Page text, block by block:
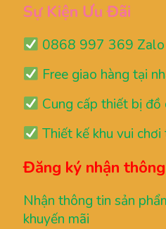
Sự Kiện Ưu Đãi
0868 997 369 Zalo
Free giao hàng tại
Cung cấp thiết bị đồ
Thiết kế khu vui chơi
Đăng ký nhận
Nhận thông tin sản
khuyến mãi